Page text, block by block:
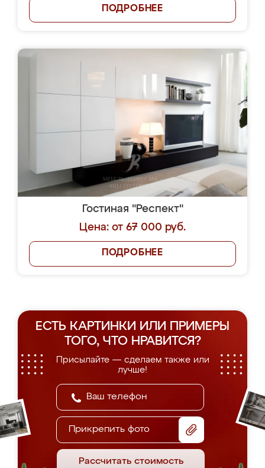
ПОДРОБНЕЕ
Гостиная "Респект"
Цена: от 67 000 руб.
ПОДРОБНЕЕ
ЕСТЬ КАРТИНКИ ИЛИ ПРИМЕРЫ
ТОГО, ЧТО НРАВИТСЯ?
Присылайте — сделаем также или
лучше!
Прикрепить фото
Рассчитать стоимость